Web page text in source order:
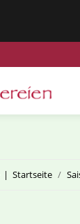
Startseite